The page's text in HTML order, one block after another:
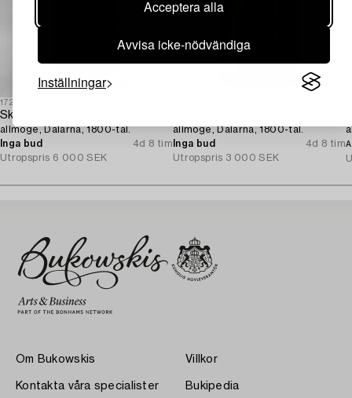
Acceptera alla
Avvisa icke-nödvändiga
Inställningar
1729432
Skåp,
allmoge, Dalarna, 1800-tal.
Inga bud
4d 8 tim
Utropspris 6 000 SEK
allmoge, Dalarna, 1800-tal.
Inga bud
4d 8 tim
Utropspris 3 000 SEK
Om Bukowskis
Kontakta våra specialister
Villkor
Bukipedia